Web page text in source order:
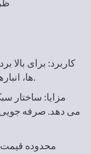
کاربرد: برای بالا
ها، انبارها و نیروگاه ها مناسب است.
مزایا: ساختار
می دهد. صرفه
محدوده